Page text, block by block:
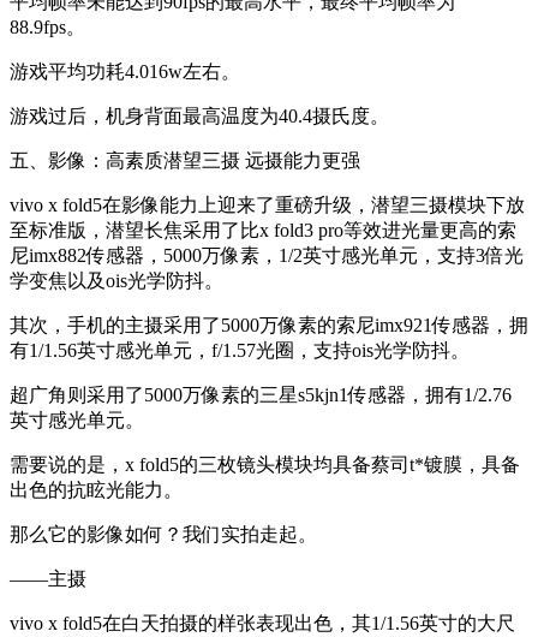
88.9fps。
游戏平均功耗4.016w左右。
游戏过后，机身背面最高温度为40.4摄氏度。
五、影像：高素质潜望三摄 远摄能力更强
vivo x fold5在影像能力上迎来了重磅升级，潜望三摄模块下放
至标准版，潜望长焦采用了比x fold3 pro等效进光量更高的索
尼imx882传感器，5000万像素，1/2英寸感光单元，支持3倍光
学变焦以及ois光学防抖。
其次，手机的主摄采用了5000万像素的索尼imx921传感器，拥
有1/1.56英寸感光单元，f/1.57光圈，支持ois光学防抖。
超广角则采用了5000万像素的三星s5kjn1传感器，拥有1/2.76
英寸感光单元。
需要说的是，x fold5的三枚镜头模块均具备蔡司t*镀膜，具备
出色的抗眩光能力。
那么它的影像如何？我们实拍走起。
——主摄
vivo x fold5在白天拍摄的样张表现出色，其1/1.56英寸的大尺